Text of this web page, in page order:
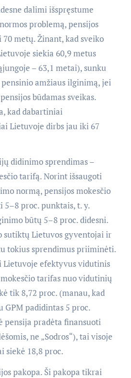
dalimi išspręstume
problemą, pensijos
metų. Žinant, kad sveiko
siekia 60,9 metus
– 63,1 metai), sunku
amžiaus ilginimą, jei
būdamas sveikas.
kad dabartiniai
Lietuvoje dirbs jau iki 67
didinimo sprendimas –
tarifą. Norint išsaugoti
normą, pensijos mokesčio
proc. punktais, t. y.
būtų 5–8 proc. didesni.
sutiktų Lietuvos gyventojai ir
tokius sprendimus priiminėti.
Lietuvoje efektyvus vidutinis
tarifas nuo vidutinių
tik 8,72 proc. (manau, kad
GPM padidintas 5 proc.
pensija pradėta finansuoti
ne „Sodros“), tai visoje
siekė 18,8 proc.
pakopa. Ši pakopa tikrai